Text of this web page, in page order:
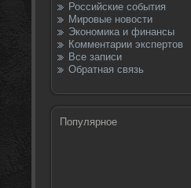
Российские события
Мировые новости
Экономика и финансы
Комментарии экспертов
Все записи
Обратная связь
Популярное